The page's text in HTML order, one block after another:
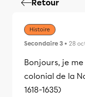
Retour
Histoire
Secondaire 3 • 28
Bonjours, je
colonial de la
1618-1635)